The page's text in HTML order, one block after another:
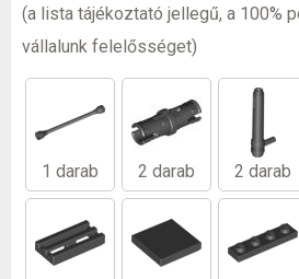
(a lista tájékoztató jellegű, a 100%
vállalunk felelősséget)
1 darab 2 darab 2 darab